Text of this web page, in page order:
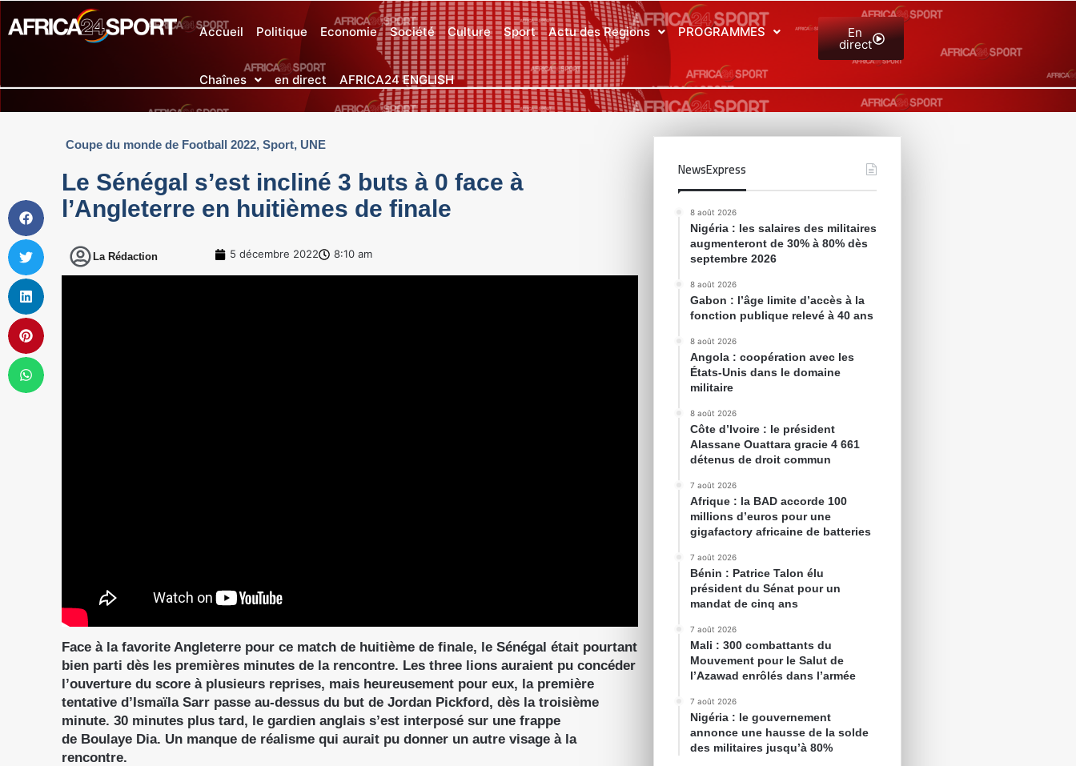
Accueil Politique Economie Société Culture Sport Actu des Regions PROGRAMMES
Chaînes en direct AFRICA24 ENGLISH
En
direct
Coupe du monde de Football 2022, Sport, UNE
Le Sénégal s’est incliné 3 buts à 0 face à
l’Angleterre en huitièmes de finale
La Rédaction 5 décembre 2022 8:10 am
Face à la favorite Angleterre pour ce match de huitième de finale, le Sénégal était pourtant
bien parti dès les premières minutes de la rencontre. Les three lions auraient pu concéder
l’ouverture du score à plusieurs reprises, mais heureusement pour eux, la première
tentative d’Ismaïla Sarr passe au-dessus du but de Jordan Pickford, dès la troisième
minute. 30 minutes plus tard, le gardien anglais s’est interposé sur une frappe
de Boulaye Dia. Un manque de réalisme qui aurait pu donner un autre visage à la
rencontre.
NewsExpress
8 août 2026
Nigéria : les salaires des militaires
augmenteront de 30% à 80% dès
septembre 2026
8 août 2026
Gabon : l’âge limite d’accès à la
fonction publique relevé à 40 ans
8 août 2026
Angola : coopération avec les
États-Unis dans le domaine
militaire
8 août 2026
Côte d’Ivoire : le président
Alassane Ouattara gracie 4 661
détenus de droit commun
7 août 2026
Afrique : la BAD accorde 100
millions d’euros pour une
gigafactory africaine de batteries
7 août 2026
Bénin : Patrice Talon élu
président du Sénat pour un
mandat de cinq ans
7 août 2026
Mali : 300 combattants du
Mouvement pour le Salut de
l’Azawad enrôlés dans l’armée
7 août 2026
Nigéria : le gouvernement
annonce une hausse de la solde
des militaires jusqu’à 80%